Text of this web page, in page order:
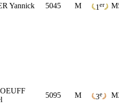
Yannick 5045 M 1 er
5095 M 3e